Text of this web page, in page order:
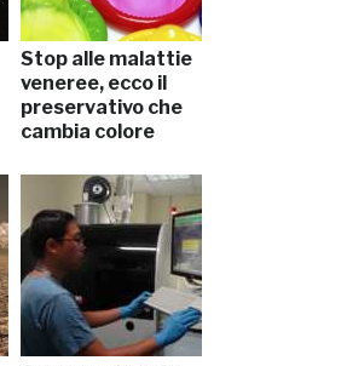
Stop alle malattie
veneree, ecco il
preservativo che
cambia colore